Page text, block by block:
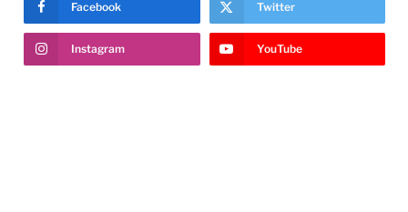
Facebook Twitter
Instagram YouTube